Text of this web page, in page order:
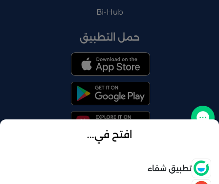
افتح في...
تطبيق شفاء
Bi-Hub
حمل التطبيق
© 2026 شفاء . كل الحقوق محفوظة
تواصل معنا